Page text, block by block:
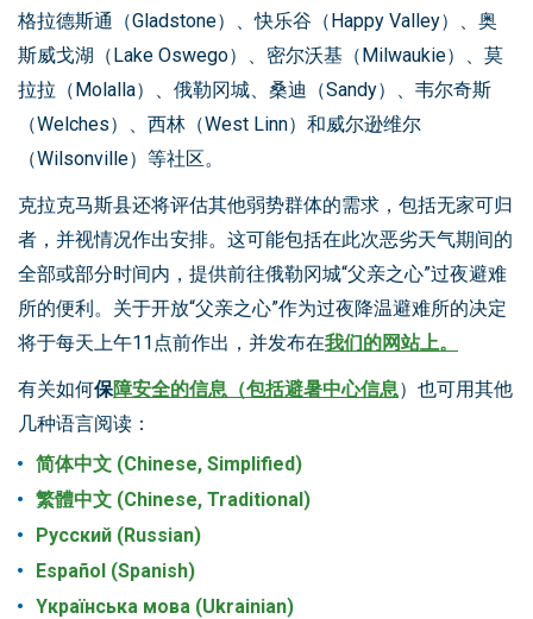
格拉德斯通（Gladstone）、快乐谷（Happy Valley）、奥
斯威戈湖（Lake Oswego）、密尔沃基（Milwaukie）、莫
拉拉（Molalla）、俄勒冈城、桑迪（Sandy）、韦尔奇斯
（Welches）、西林（West Linn）和威尔逊维尔
（Wilsonville）等社区。
克拉克马斯县还将评估其他弱势群体的需求，包括无家可归
者，并视情况作出安排。这可能包括在此次恶劣天气期间的
全部或部分时间内，提供前往俄勒冈城“父亲之心”过夜避难
所的便利。关于开放“父亲之心”作为过夜降温避难所的决定
将于每天上午11点前作出，并发布在我们的网站上。
有关如何保障安全的信息（包括避暑中心信息）也可用其他
几种语言阅读：
简体中文 (Chinese, Simplified)
繁體中文 (Chinese, Traditional)
Pусский (Russian)
Español (Spanish)
Yкраїнська мова (Ukrainian)